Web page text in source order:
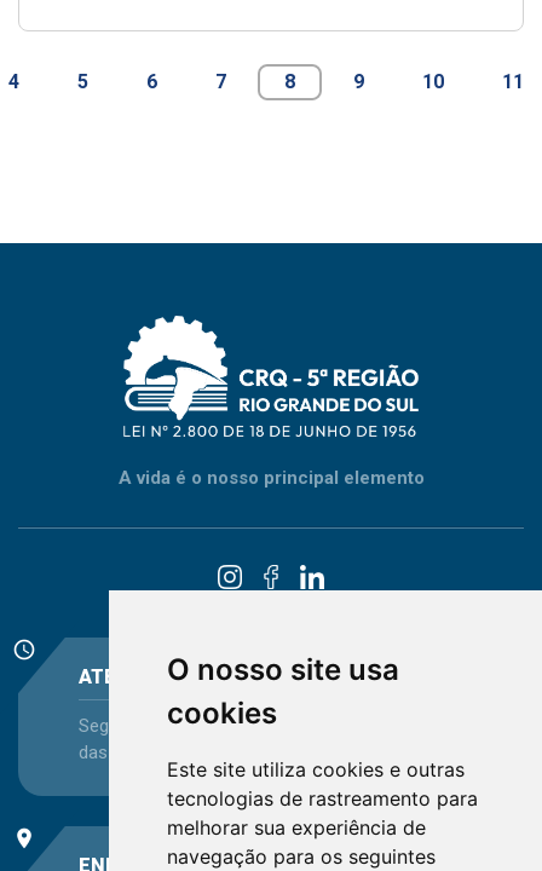
O nosso site usa
cookies
Este site utiliza cookies e outras
tecnologias de rastreamento para
melhorar sua experiência de
navegação para os seguintes
4 5 6 7 8 9 10 11
A vida é o nosso principal elemento
schedule
ATENDIMENTO
Segunda-feira a Sexta-feira - das 08:30 às 12:15 e
das 13:30 às 16:45
place
ENDEREÇO